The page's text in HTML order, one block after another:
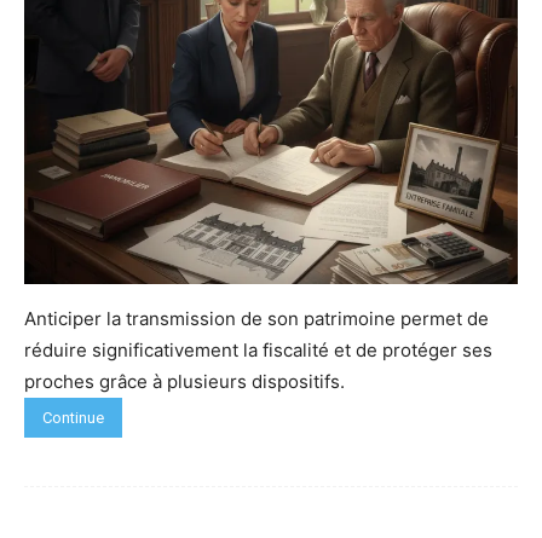
Anticiper la transmission de son patrimoine permet de
réduire significativement la fiscalité et de protéger ses
proches grâce à plusieurs dispositifs.
Continue